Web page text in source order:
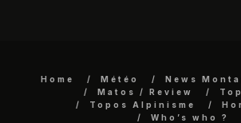
Home Météo News
Matos / Review
Topos Alpinisme
Who’s who ?